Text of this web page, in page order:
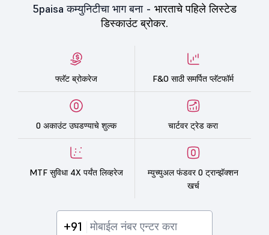
5paisa कम्युनिटीचा भाग बना - भारताचे पहिले लिस्टेड
डिस्काउंट ब्रोकर.
फ्लॅट ब्रोकरेज F&O साठी समर्पित प्लॅटफॉर्म
0 अकाउंट उघडण्याचे शुल्क चार्टवर ट्रेड करा
MTF सुविधा 4X पर्यंत लिव्हरेज
म्युच्युअल फंडवर 0 ट्रान्झॅक्शन
खर्च
+91